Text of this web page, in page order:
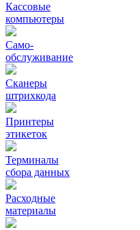
Кассовые
компьютеры
Само-
обслуживание
Сканеры
штрихкода
Принтеры
этикеток
Терминалы
сбора данных
Расходные
материалы